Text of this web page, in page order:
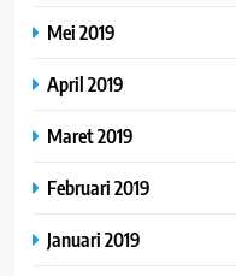
Mei 2019
April 2019
Maret 2019
Februari 2019
Januari 2019